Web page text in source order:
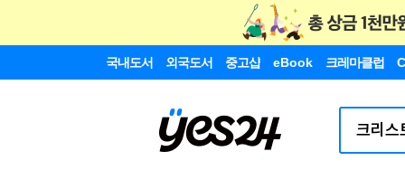
국내도서 외국도서 중고샵 eBook 크레마클럽